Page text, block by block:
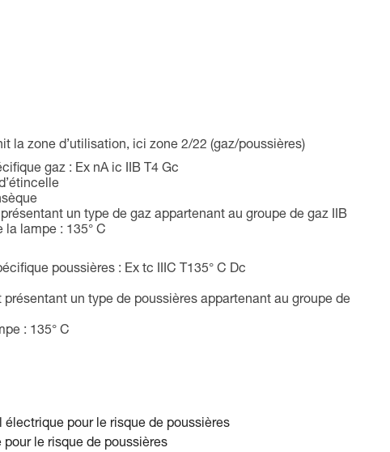
la zone d’utilisation, ici zone 2/22 (gaz/poussières)
gaz : Ex nA ic IIB T4 Gc
un type de gaz appartenant au groupe de gaz IIB
la lampe : 135° C
poussières : Ex tc IIIC T135° C Dc
un type de poussières appartenant au groupe de
: 135° C
pour le risque de poussières
le risque de poussières